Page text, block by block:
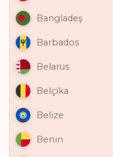
Bangladeş
Barbados
Belarus
Belçika
Belize
Benin